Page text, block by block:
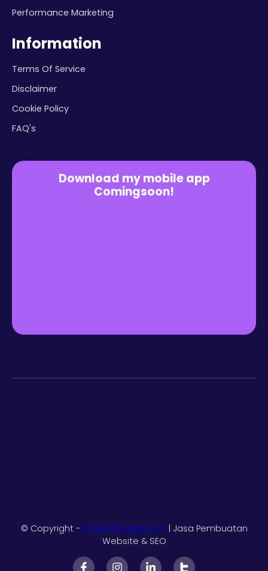
Performance Marketing
Information
Terms Of Service
Disclaimer
Cookie Policy
FAQ's
Download my mobile app
Comingsoon!
© Copyright - Suhendra Nasution | Jasa Pembuatan
Website & SEO